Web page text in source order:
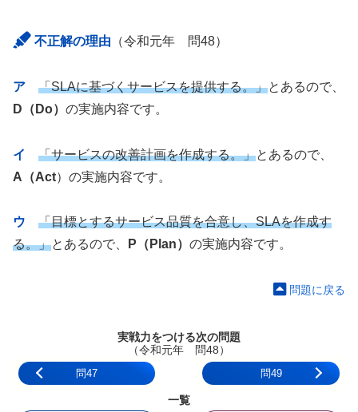
不正解の理由 （令和元年 問48）
ア 「SLAに基づくサービスを提供する。」とあるので、
D（Do） の実施内容です。
イ 「サービスの改善計画を作成する。」とあるので、
A（Act）の実施内容です。
ウ
「目標とするサービス品質を合意し、SLAを作成す
る。」とあるので、 P（Plan） の実施内容です。
問題に戻る
実戦力をつける次の問題
（令和元年 問48）
問47 問49
一覧